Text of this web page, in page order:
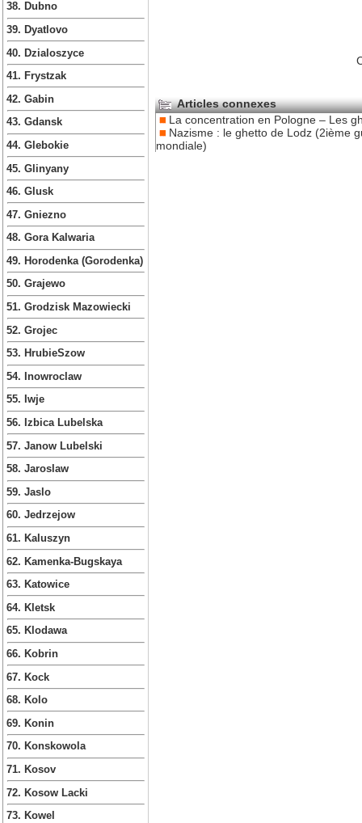
38. Dubno
39. Dyatlovo
40. Dzialoszyce
41. Frystzak
42. Gabin
43. Gdansk
44. Glebokie
45. Glinyany
46. Glusk
47. Gniezno
48. Gora Kalwaria
49. Horodenka (Gorodenka)
50. Grajewo
51. Grodzisk Mazowiecki
52. Grojec
53. HrubieSzow
54. Inowroclaw
55. Iwje
56. Izbica Lubelska
57. Janow Lubelski
58. Jaroslaw
59. Jaslo
60. Jedrzejow
61. Kaluszyn
62. Kamenka-Bugskaya
63. Katowice
64. Kletsk
65. Klodawa
66. Kobrin
67. Kock
68. Kolo
69. Konin
70. Konskowola
71. Kosov
72. Kosow Lacki
73. Kowel
Articles connexes
La concentration en Pologne – Les
Nazisme : le ghetto de Lodz (2ième
mondiale)